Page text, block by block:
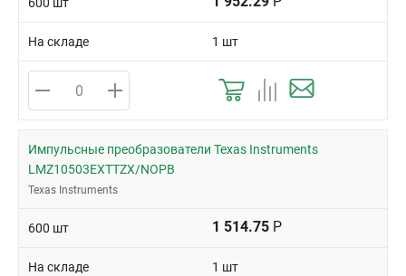
На складе 1 шт
Импульсные преобразователи Texas Instruments
LMZ10503EXTTZX/NOPB
Texas Instruments
600 шт 1 514.75 Р
На складе 1 шт